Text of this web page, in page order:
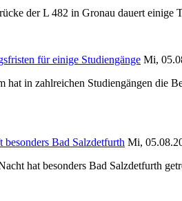
der L 482 in Gronau dauert einige
für einige Studiengänge Mi,
hat in zahlreichen Studiengängen die
Bad Salzdetfurth Mi,
hat besonders Bad Salzdetfurth